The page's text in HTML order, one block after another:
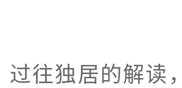
过往独居的解读